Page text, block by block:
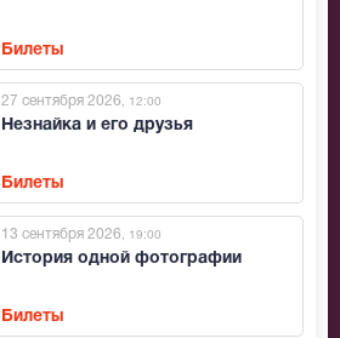
Билеты
Незнайка и его друзья
27 сентября 2026 , 12:00
Билеты
История одной фотографии
13 сентября 2026 , 19:00
Билеты